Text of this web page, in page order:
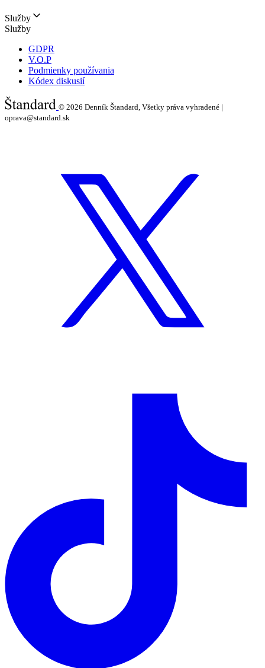
Služby
Služby
GDPR
V.O.P
Podmienky používania
Kódex diskusií
© 2026 Denník Štandard, Všetky práva vyhradené |
oprava@standard.sk